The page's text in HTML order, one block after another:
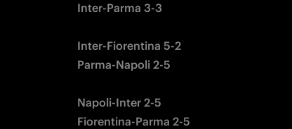
Inter-Parma 3-3
Inter-Fiorentina 5-2
Parma-Napoli 2-5
Napoli-Inter 2-5
Fiorentina-Parma 2-5